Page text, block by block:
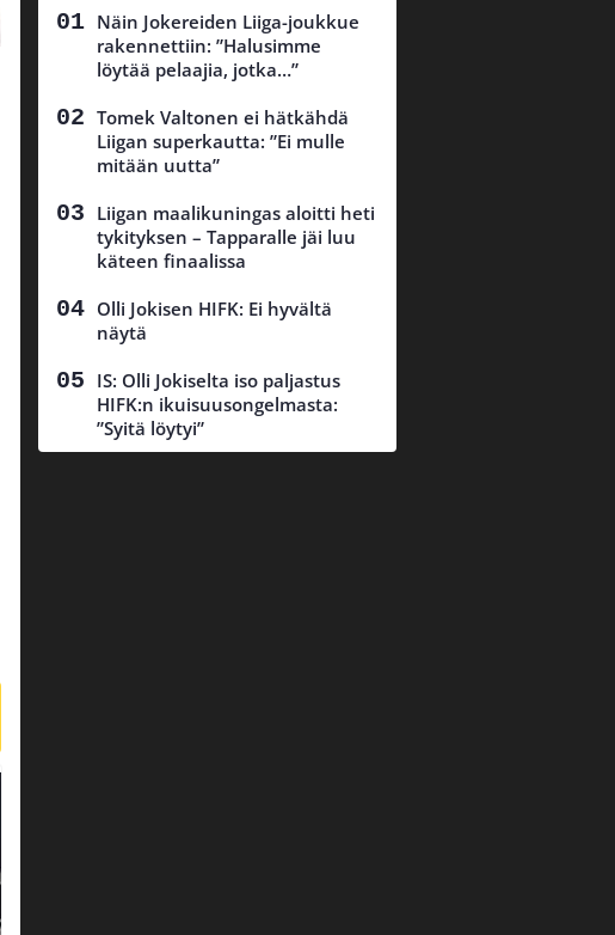
Näin Jokereiden Liiga-joukkue
rakennettiin: ”Halusimme
löytää pelaajia, jotka…”
Tomek Valtonen ei hätkähdä
Liigan superkautta: ”Ei mulle
mitään uutta”
Liigan maalikuningas aloitti heti
tykityksen – Tapparalle jäi luu
käteen finaalissa
Olli Jokisen HIFK: Ei hyvältä
näytä
IS: Olli Jokiselta iso paljastus
HIFK:n ikuisuusongelmasta:
”Syitä löytyi”